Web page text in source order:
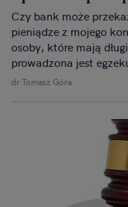
dr Tomasz Góra
Czy bank może
pieniądze z mojego
osoby, które mają
prowadzona jest
wszystkim dłużnika,